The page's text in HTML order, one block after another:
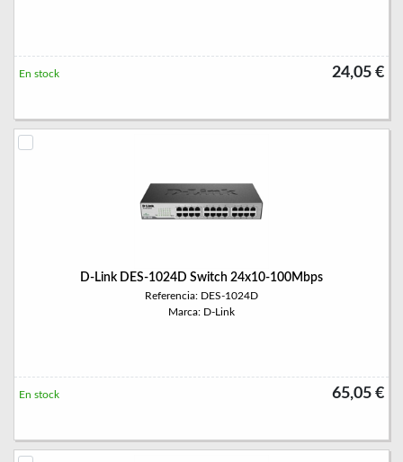
24,05 €
En stock
D-Link DES-1024D Switch 24x10-100Mbps
Referencia: DES-1024D
Marca: D-Link
65,05 €
En stock